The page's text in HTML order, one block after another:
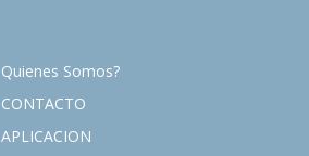
Quienes Somos?
CONTACTO
APLICACION